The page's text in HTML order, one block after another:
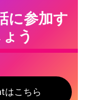
に参加す
う
はこちら